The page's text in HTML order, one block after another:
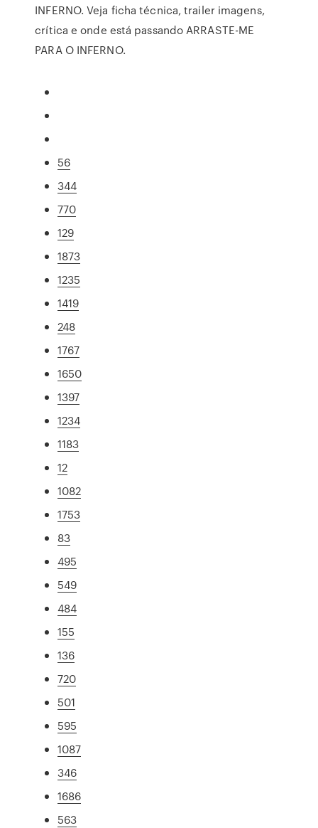
INFERNO. Veja ficha técnica, trailer imagens,
crítica e onde está passando ARRASTE-ME
PARA O INFERNO.
56
344
770
129
1873
1235
1419
248
1767
1650
1397
1234
1183
12
1082
1753
83
495
549
484
155
136
720
501
595
1087
346
1686
563